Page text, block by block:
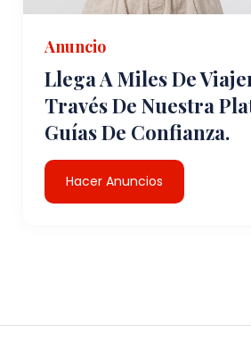
Anuncio
Llega A Miles De
Través De Nuestra
Guías De Confianza.
Hacer Anuncios